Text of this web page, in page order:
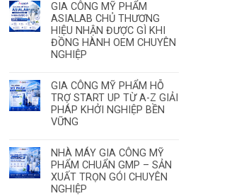
GIA CÔNG MỸ PHẨM
ASIALAB CHỦ THƯƠNG
HIỆU NHẬN ĐƯỢC GÌ KHI
ĐỒNG HÀNH OEM CHUYÊN
NGHIỆP
GIA CÔNG MỸ PHẨM HỖ
TRỢ START UP TỪ A-Z GIẢI
PHÁP KHỞI NGHIỆP BỀN
VỮNG
NHÀ MÁY GIA CÔNG MỸ
PHẨM CHUẨN GMP – SẢN
XUẤT TRỌN GÓI CHUYÊN
NGHIỆP